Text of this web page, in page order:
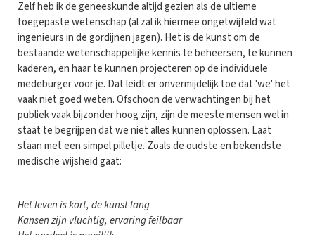
Zelf heb ik de geneeskunde altijd gezien als de ultieme
toegepaste wetenschap (al zal ik hiermee ongetwijfeld wat
ingenieurs in de gordijnen jagen). Het is de kunst om de
bestaande wetenschappelijke kennis te beheersen, te kunnen
kaderen, en haar te kunnen projecteren op de individuele
medeburger voor je. Dat leidt er onvermijdelijk toe dat 'we' het
vaak niet goed weten. Ofschoon de verwachtingen bij het
publiek vaak bijzonder hoog zijn, zijn de meeste mensen wel in
staat te begrijpen dat we niet alles kunnen oplossen. Laat
staan met een simpel pilletje. Zoals de oudste en bekendste
medische wijsheid gaat:
Het leven is kort, de kunst lang
Kansen zijn vluchtig, ervaring feilbaar